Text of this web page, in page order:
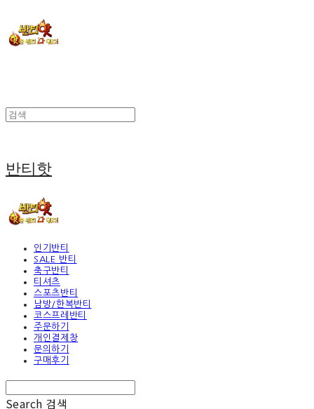
반티핫
인기반티
SALE 반티
축구반티
티셔츠
스포츠반티
남방/한복반티
코스프레반티
주문하기
개인결제창
문의하기
구매후기
Search 검색